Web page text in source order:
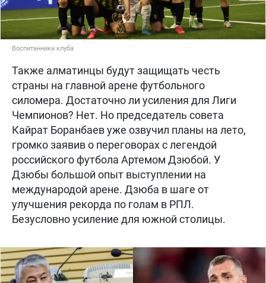
Воспитанники клуба
Также алматинцы будут защищать честь
страны на главной арене футбольного
силомера. Достаточно ли усиления для Лиги
Чемпионов? Нет. Но председатель совета
Кайрат Боранбаев уже озвучил планы на лето,
громко заявив о переговорах с легендой
российского футбола Артемом Дзюбой. У
Дзюбы большой опыт выступлении на
международой арене. Дзюба в шаге от
улучшения рекорда по голам в РПЛ.
Безусловно усиление для южной столицы.